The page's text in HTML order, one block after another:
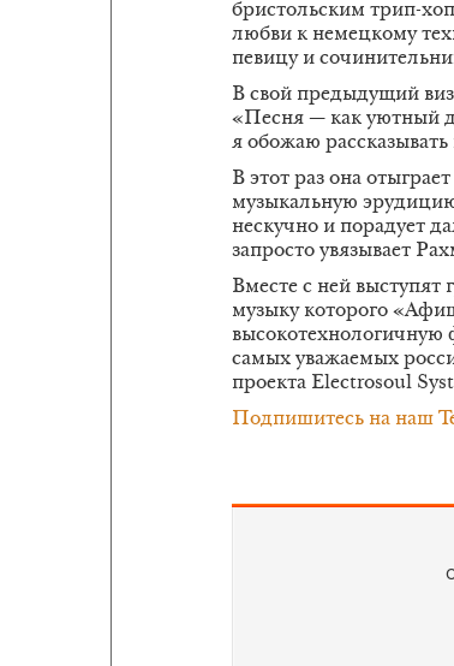
бристольским трип-
любви к немецкому
певицу и
В свой предыдущий
«Песня — как уютный
я обожаю
В этот раз она
музыкальную
нескучно и порадует
запросто увязывает
Вместе с ней выступят
музыку которого
самых уважаемых
проекта Electrosoul
Подпишитесь на наш